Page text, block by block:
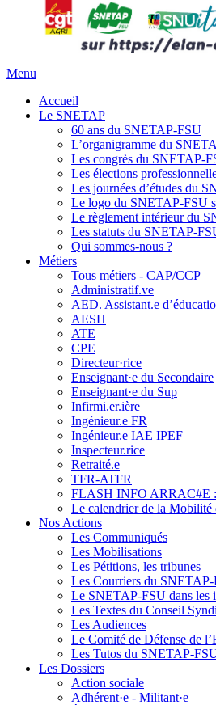
Menu
Accueil
Le SNETAP
60 ans du SNETAP-FSU
L’organigramme du
Les congrès du SNETAP-
Les élections
Les journées d’études du
Le logo du SNETAP-FSU
Le règlement intérieur du
Les statuts du SNETAP-
Qui sommes-nous ?
Métiers
Tous métiers - CAP/CCP
Administratif.ve
AED. Assistant.e
AESH
ATE
CPE
Directeur·rice
Enseignant·e du Secondaire
Enseignant·e du Sup
Infirmi.er.ière
Ingénieur.e FR
Ingénieur.e IAE IPEF
Inspecteur.rice
Retraité.e
TFR-ATFR
FLASH INFO ARRAC#E :
Le calendrier de la Mobilité
Nos Actions
Les Communiqués
Les Mobilisations
Les Pétitions, les tribunes
Les Courriers du
Le SNETAP-FSU dans les
Les Textes du Conseil
Les Audiences
Le Comité de Défense de
Les Tutos du SNETAP-
Les Dossiers
Action sociale
Adhérent·e - Militant·e